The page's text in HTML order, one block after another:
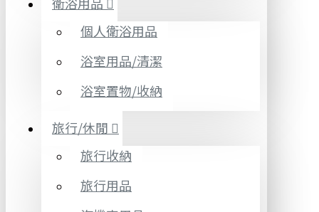
個人衛浴用品
浴室用品/清潔
浴室置物/收納
旅行/休閒
旅行收納
旅行用品